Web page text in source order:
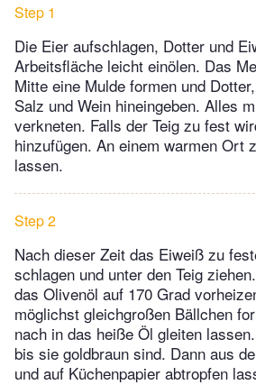
Step 1
Die Eier aufschlagen, Dotter und
Arbeitsfläche leicht einölen. Das
Mitte eine Mulde formen und
Salz und Wein hineingeben. Alles
verkneten. Falls der Teig zu fest
hinzufügen. An einem warmen Ort
lassen.
Step 2
Nach dieser Zeit das Eiweiß zu
schlagen und unter den Teig
das Olivenöl auf 170 Grad
möglichst gleichgroßen Bällchen
nach in das heiße Öl gleiten
bis sie goldbraun sind. Dann aus
und auf Küchenpapier abtropfen